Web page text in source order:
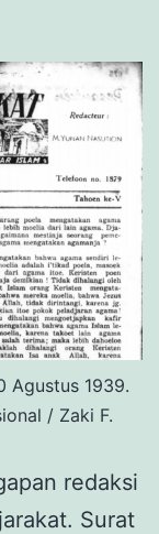
Agustus 1939.
/ Zaki F.
redaksi
Surat